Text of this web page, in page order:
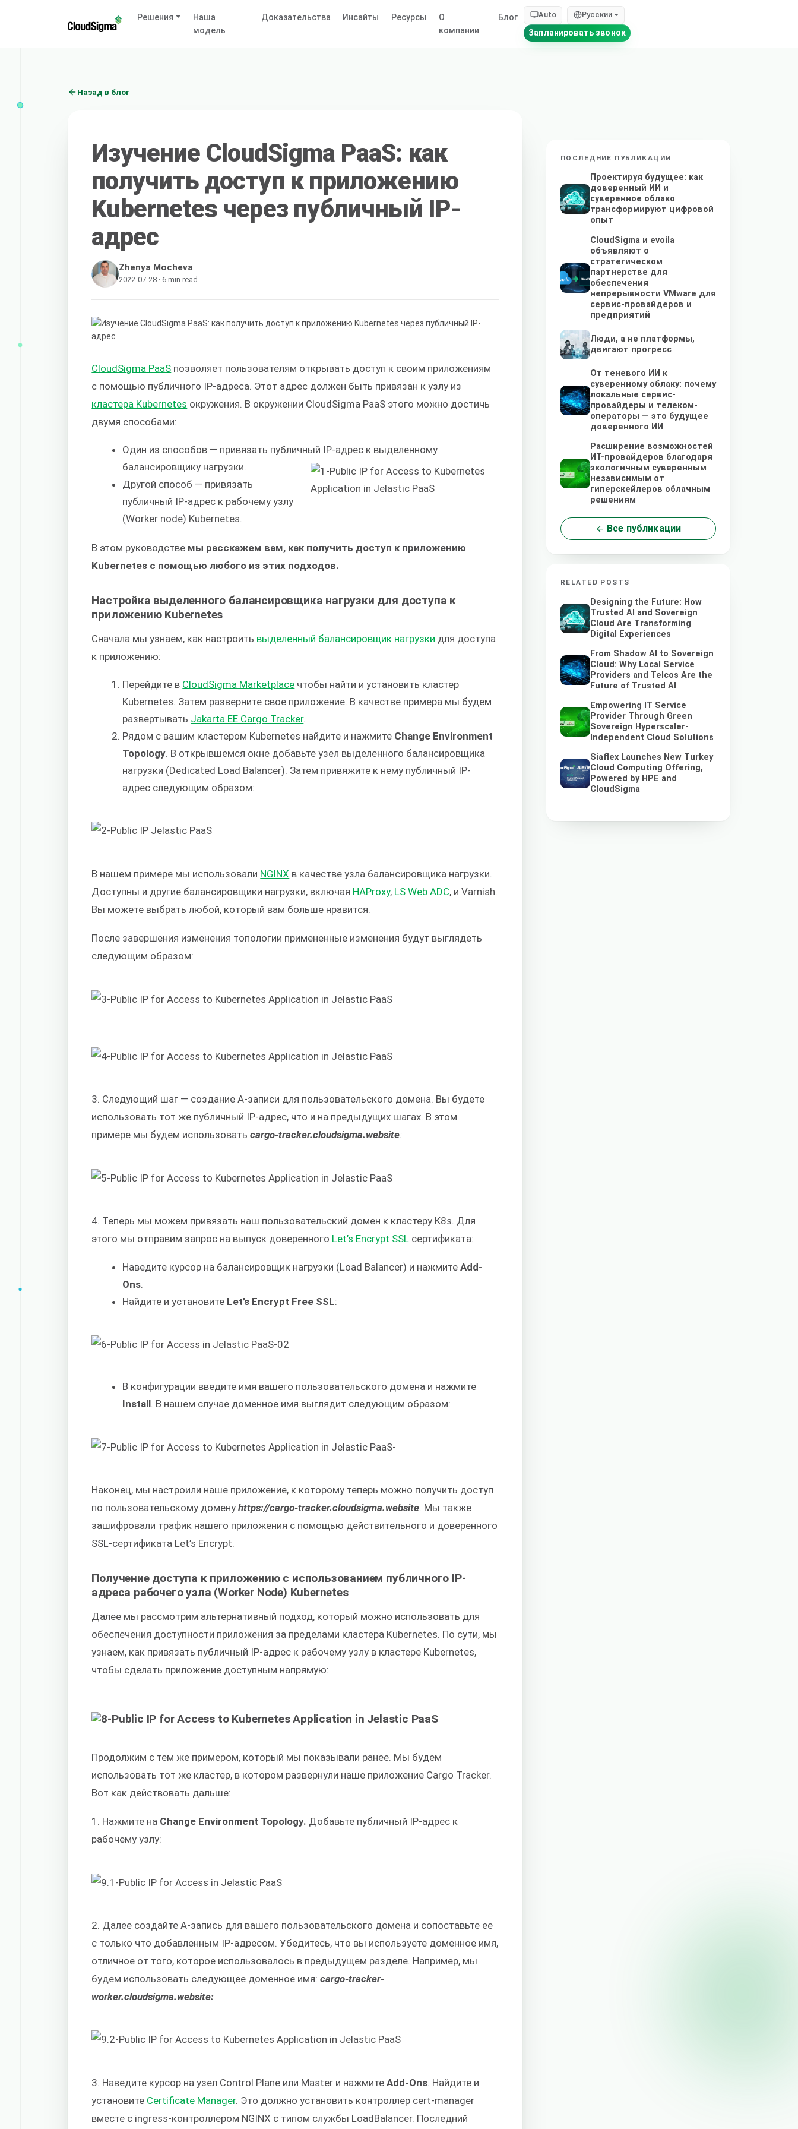
Решения
Наша
модель
Доказательства Инсайты Ресурсы
О
компании
Блог Auto Русский
Запланировать звонок
Назад в блог
Изучение CloudSigma PaaS: как
получить доступ к приложению
Kubernetes через публичный IP-
адрес
Zhenya Mocheva
2022-07-28 · 6 min read
CloudSigma PaaS позволяет пользователям открывать доступ к своим приложениям
с помощью публичного IP-адреса. Этот адрес должен быть привязан к узлу из
кластера Kubernetes окружения. В окружении CloudSigma PaaS этого можно достичь
двумя способами:
Один из способов — привязать публичный IP-адрес к выделенному
балансировщику нагрузки.
Другой способ — привязать
публичный IP-адрес к рабочему узлу
(Worker node) Kubernetes.
В этом руководстве мы расскажем вам, как получить доступ к приложению
Kubernetes с помощью любого из этих подходов.
Настройка выделенного балансировщика нагрузки для доступа к
приложению Kubernetes
Сначала мы узнаем, как настроить выделенный балансировщик нагрузки для доступа
к приложению:
Перейдите в CloudSigma Marketplace чтобы найти и установить кластер
Kubernetes. Затем разверните свое приложение. В качестве примера мы будем
развертывать Jakarta EE Cargo Tracker.
Рядом с вашим кластером Kubernetes найдите и нажмите Change Environment
Topology. В открывшемся окне добавьте узел выделенного балансировщика
нагрузки (Dedicated Load Balancer). Затем привяжите к нему публичный IP-
адрес следующим образом:
В нашем примере мы использовали NGINX в качестве узла балансировщика нагрузки.
Доступны и другие балансировщики нагрузки, включая HAProxy, LS Web ADC, и Varnish.
Вы можете выбрать любой, который вам больше нравится.
После завершения изменения топологии примененные изменения будут выглядеть
следующим образом:
3. Следующий шаг — создание A-записи для пользовательского домена. Вы будете
использовать тот же публичный IP-адрес, что и на предыдущих шагах. В этом
примере мы будем использоватьcargo-tracker.cloudsigma.website:
4. Теперь мы можем привязать наш пользовательский домен к кластеру K8s. Для
этого мы отправим запрос на выпуск доверенного Let’s Encrypt SSL сертификата:
Наведите курсор на балансировщик нагрузки (Load Balancer) и нажмитеAdd-
Ons
Найдите и установите Let’s Encrypt Free SSL:
В конфигурации введите имя вашего пользовательского домена и нажмите
Install. В нашем случае доменное имя выглядит следующим образом:
Наконец, мы настроили наше приложение, к которому теперь можно получить доступ
по пользовательскому доменуhttps://cargo-tracker.cloudsigma.website. Мы также
зашифровали трафик нашего приложения с помощью действительного и доверенного
SSL-сертификата Let’s Encrypt.
Получение доступа к приложению с использованием публичного IP-
адреса рабочего узла (Worker Node) Kubernetes
Далее мы рассмотрим альтернативный подход, который можно использовать для
обеспечения доступности приложения за пределами кластера Kubernetes. По сути, мы
узнаем, как привязать публичный IP-адрес к рабочему узлу в кластере Kubernetes,
чтобы сделать приложение доступным напрямую:
Продолжим с тем же примером, который мы показывали ранее. Мы будем
использовать тот же кластер, в котором развернули наше приложение Cargo Tracker.
Вот как действовать дальше:
1. Нажмите на Change Environment Topology. Добавьте публичный IP-адрес к
рабочему узлу:
2. Далее создайте A-запись для вашего пользовательского домена и сопоставьте ее
с только что добавленным IP-адресом. Убедитесь, что вы используете доменное имя,
отличное от того, которое использовалось в предыдущем разделе. Например, мы
будем использовать следующее доменное имя:cargo-tracker-
worker.cloudsigma.website:
3. Наведите курсор на узел Control Plane или Master и нажмитеAdd-Ons . Найдите и
установите Certificate Manager. Это должно установить контроллер cert-manager
вместе с ingress-контроллером NGINX с типом службы LoadBalancer. Последний
ПОСЛЕДНИЕ ПУБЛИКАЦИИ
Проектируя будущее: как
доверенный ИИ и
суверенное облако
трансформируют цифровой
опыт
CloudSigma и evoila
объявляют о
стратегическом
партнерстве для
обеспечения
непрерывности VMware для
сервис-провайдеров и
предприятий
Люди, а не платформы,
двигают прогресс
От теневого ИИ к
суверенному облаку: почему
локальные сервис-
провайдеры и телеком-
операторы — это будущее
доверенного ИИ
Расширение возможностей
ИТ-провайдеров благодаря
экологичным суверенным
независимым от
гиперскейлеров облачным
решениям
Все публикации
RELATED POSTS
Designing the Future: How
Trusted AI and Sovereign
Cloud Are Transforming
Digital Experiences
From Shadow AI to Sovereign
Cloud: Why Local Service
Providers and Telcos Are the
Future of Trusted AI
Empowering IT Service
Provider Through Green
Sovereign Hyperscaler-
Independent Cloud Solutions
Siaflex Launches New Turkey
Cloud Computing Offering,
Powered by HPE and
CloudSigma